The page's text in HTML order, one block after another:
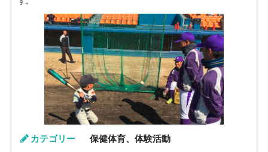
カテゴリー
保健体育、体験活動